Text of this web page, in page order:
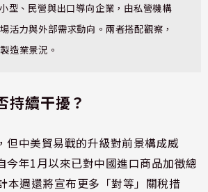
型、民營與出口導向企業，由私營機構
活力與外部需求動向。兩者搭配觀察，
造業景況。
持續干擾？
但中美貿易戰的升級對前景構成威
今年1月以來已對中國進口商品加徵總
本週還將宣布更多「對等」關稅措